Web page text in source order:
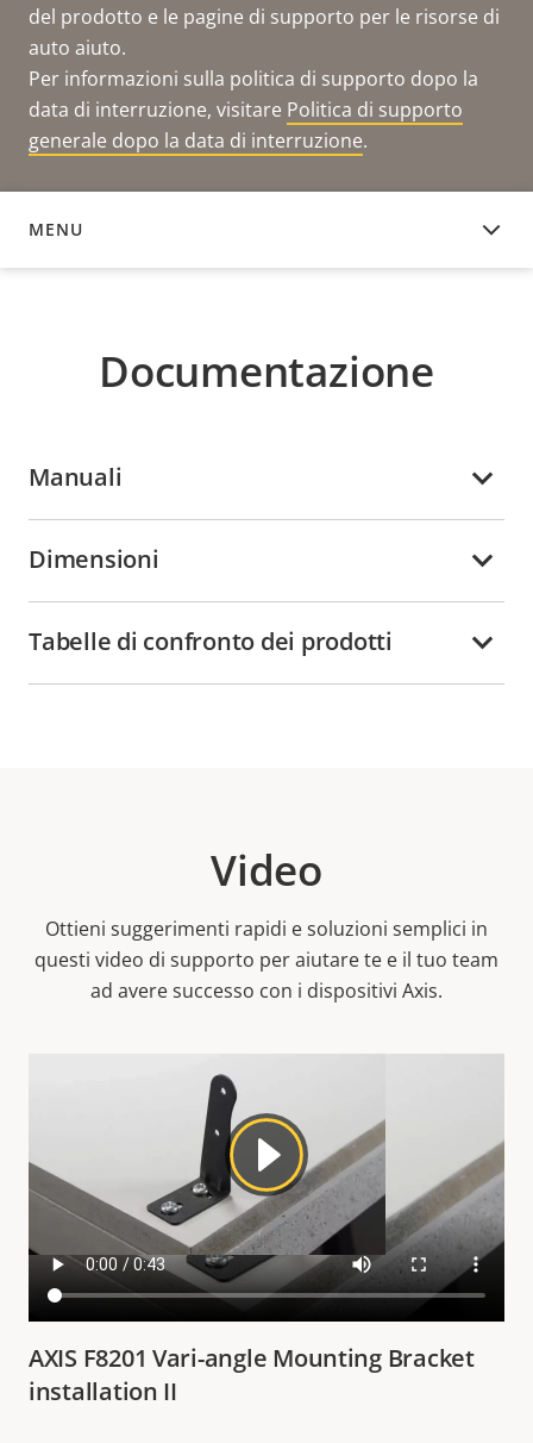
del prodotto e le pagine di supporto per le risorse di
auto aiuto.
Per informazioni sulla politica di supporto dopo la
data di interruzione, visitare Politica di supporto
generale dopo la data di interruzione.
MENU
DOCUMENTAZIONE
Documentazione
Manuali
Dimensioni
Tabelle di confronto dei prodotti
Video
Ottieni suggerimenti rapidi e soluzioni semplici in
questi video di supporto per aiutare te e il tuo team
ad avere successo con i dispositivi Axis.
AXIS F8201 Vari-angle Mounting Bracket
installation II